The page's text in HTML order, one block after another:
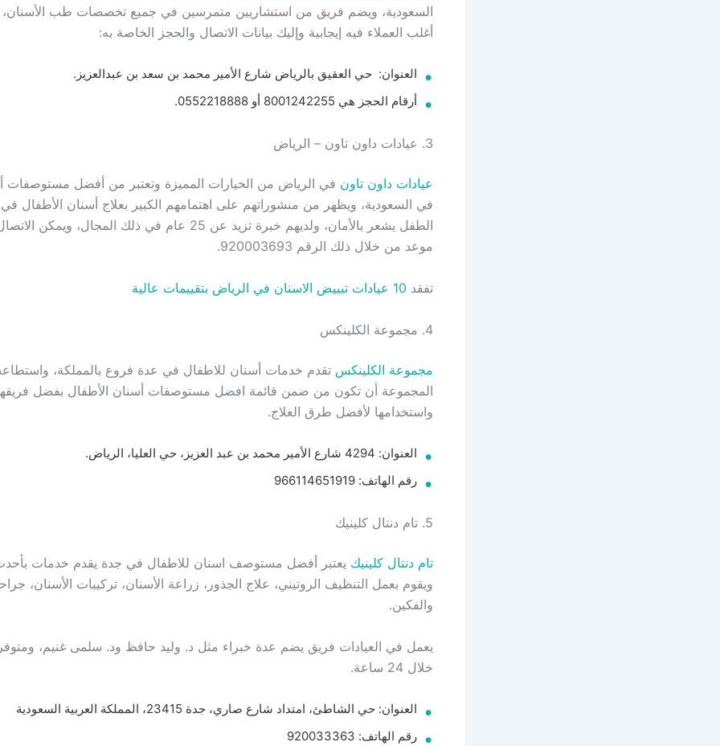
السعودية، ويضم فريق من استشاريين متمرسين في جميع تخصصات طب الأسنان،
أغلب العملاء فيه إيجابية وإليك بيانات الاتصال والحجز الخاصة به:
العنوان: حي العقيق بالرياض شارع الأمير محمد بن سعد بن عبدالعزيز.
أرقام الحجز هي 8001242255 أو 0552218888.
3. عيادات داون تاون – الرياض
عيادات داون تاون في الرياض من الخيارات المميزة وتعتبر من أفضل مستوصفات
في السعودية، ويظهر من منشوراتهم على اهتمامهم الكبير بعلاج أسنان الأطفال في
الطفل يشعر بالأمان، ولديهم خبرة تزيد عن 25 عام في ذلك المجال،
موعد من خلال ذلك الرقم 920003693.
تفقد 10 عيادات تبييض الاسنان في الرياض بتقييمات عالية
4. مجموعة الكلينكس
مجموعة الكلينكس تقدم خدمات أسنان للاطفال في عدة فروع بالمملكة،
المجموعة أن تكون من ضمن قائمة افضل مستوصفات أسنان الأطفال بفضل
واستخدامها لأفضل طرق العلاج.
العنوان: 4294 شارع الأمير محمد بن عبد العزيز، حي العليا، الرياض.
رقم الهاتف: 966114651919
5. تام دنتال كلينيك
تام دنتال كلينيك يعتبر أفضل مستوصف اسنان للاطفال في جدة يقدم خدمات بأحدث
ويقوم بعمل التنظيف الروتيني، علاج الجذور، زراعة الأسنان، تركيبات الأسنان،
والفكين.
يعمل في العيادات فريق يضم عدة خبراء مثل د. وليد حافظ ود. سلمى غنيم،
خلال 24 ساعة.
العنوان: حي الشاطئ، امتداد شارع صاري، جدة 23415، المملكة العربية السعودية
رقم الهاتف: 920033363